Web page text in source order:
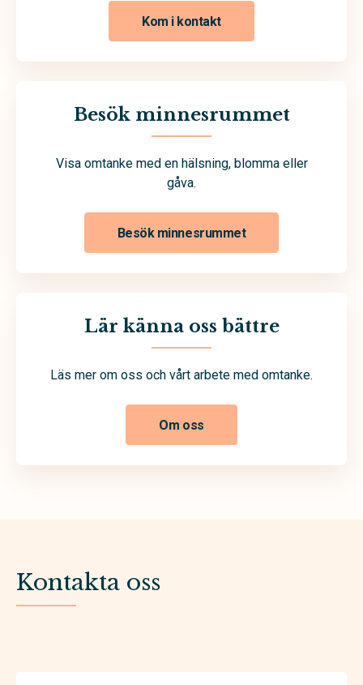
Kom i kontakt
Besök minnesrummet
Visa omtanke med en hälsning, blomma eller
gåva.
Besök minnesrummet
Lär känna oss bättre
Läs mer om oss och vårt arbete med omtanke.
Om oss
Kontakta oss